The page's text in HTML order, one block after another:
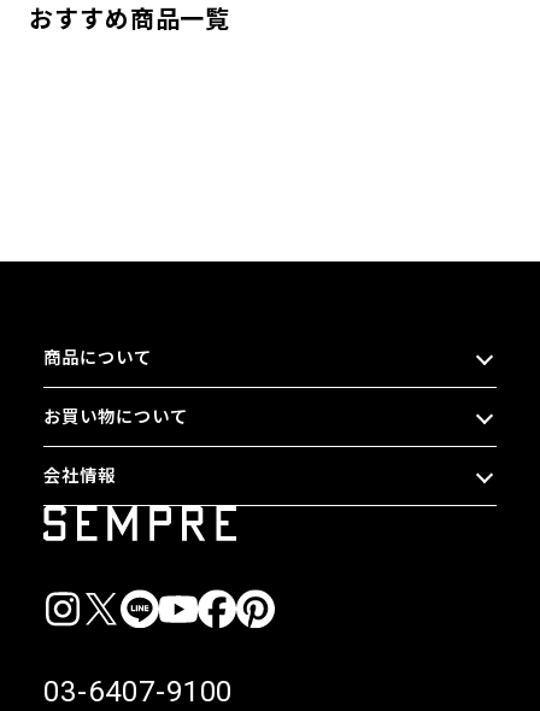
おすすめ商品一覧
商品について
お買い物について
会社情報
03-6407-9100